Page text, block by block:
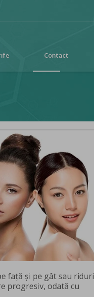
Contact
față și pe gât sau riduri
progresiv, odată cu